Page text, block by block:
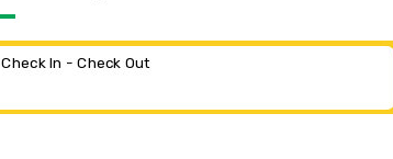
Check In - Check Out